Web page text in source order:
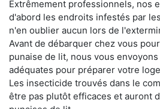
Extrêmement professionnels, nos
d'abord les endroits infestés par
n'en oublier aucun lors de
Avant de débarquer chez vous
punaise de lit, nous vous
adéquates pour préparer votre
Les insecticide trouvés dans le
être pas plutôt efficaces et auront